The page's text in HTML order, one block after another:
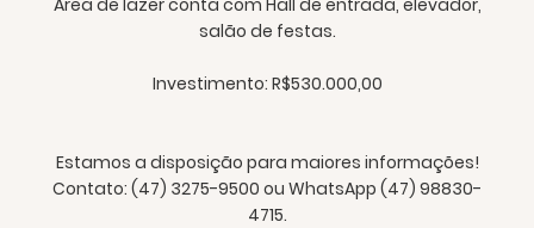
salão de festas.
Investimento: R$530.000,00
Estamos a disposição para maiores informações!
Contato: (47) 3275-9500 ou WhatsApp (47) 98830-
4715.